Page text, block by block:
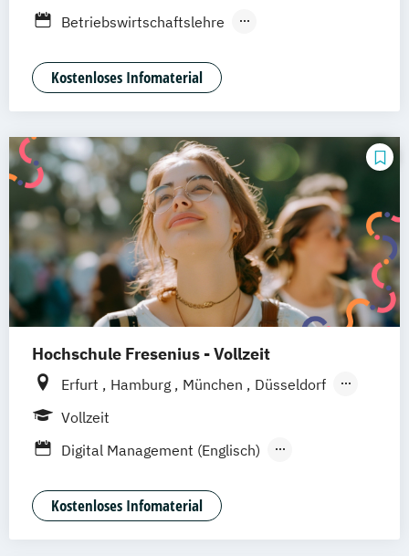
Hannover
Dortmund
Stuttgart
Braunschweig
Betriebswirtschaftslehre
Marketing
Kostenloses Infomaterial
Hochschule Fresenius - Vollzeit
Erfurt Hamburg München
Düsseldorf
Idstein
Braunschweig
Vollzeit
Digital Management (Englisch)
Mediendesign & Management
Medienmanagement und Digitales
Kostenloses Infomaterial